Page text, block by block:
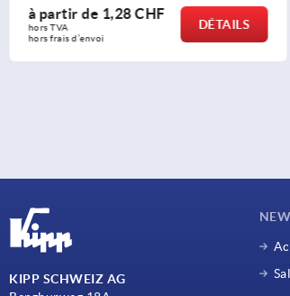
à partir de9,12 CHF
hors frais d’envoi
DÉTAILS
KIPP SCHWEIZ AG